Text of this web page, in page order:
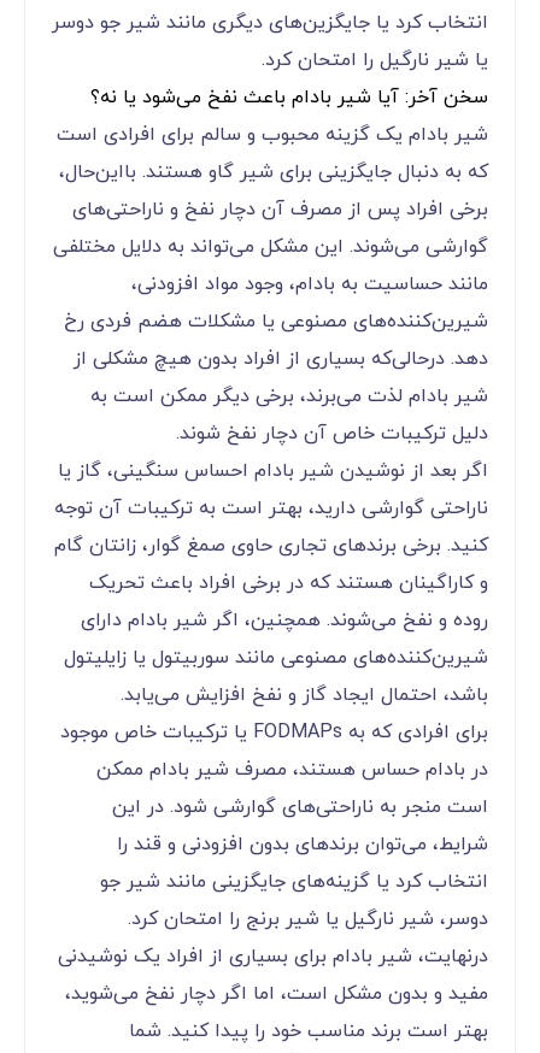
انتخاب کرد یا جایگزین‌های دیگری مانند شیر جو دوسر
یا شیر نارگیل را امتحان کرد.
سخن آخر: آیا شیر بادام باعث نفخ می‌شود یا نه؟
شیر بادام یک گزینه محبوب و سالم برای افرادی است
که به دنبال جایگزینی برای شیر گاو هستند. بااین‌حال،
برخی افراد پس از مصرف آن دچار نفخ و ناراحتی‌های
گوارشی می‌شوند. این مشکل می‌تواند به دلایل مختلفی
مانند حساسیت به بادام، وجود مواد افزودنی،
شیرین‌کننده‌های مصنوعی یا مشکلات هضم فردی رخ
دهد. درحالی‌که بسیاری از افراد بدون هیچ مشکلی از
شیر بادام لذت می‌برند، برخی دیگر ممکن است به
دلیل ترکیبات خاص آن دچار نفخ شوند.
اگر بعد از نوشیدن شیر بادام احساس سنگینی، گاز یا
ناراحتی گوارشی دارید، بهتر است به ترکیبات آن توجه
کنید. برخی برندهای تجاری حاوی صمغ گوار، زانتان گام
و کاراگینان هستند که در برخی افراد باعث تحریک
روده و نفخ می‌شوند. همچنین، اگر شیر بادام دارای
شیرین‌کننده‌های مصنوعی مانند سوربیتول یا زایلیتول
باشد، احتمال ایجاد گاز و نفخ افزایش می‌یابد.
برای افرادی که به FODMAPs یا ترکیبات خاص موجود
در بادام حساس هستند، مصرف شیر بادام ممکن
است منجر به ناراحتی‌های گوارشی شود. در این
شرایط، می‌توان برندهای بدون افزودنی و قند را
انتخاب کرد یا گزینه‌های جایگزینی مانند شیر جو
دوسر، شیر نارگیل یا شیر برنج را امتحان کرد.
درنهایت، شیر بادام برای بسیاری از افراد یک نوشیدنی
مفید و بدون مشکل است، اما اگر دچار نفخ می‌شوید،
بهتر است برند مناسب خود را پیدا کنید. شما